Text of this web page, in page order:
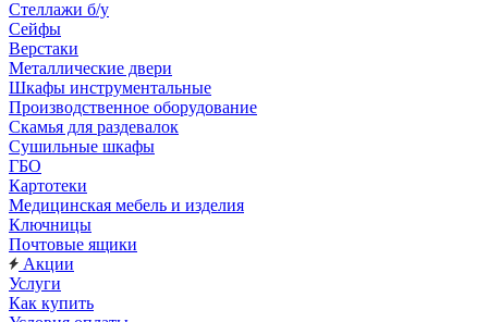
Стеллажи б/у
Сейфы
Верстаки
Металлические двери
Шкафы инструментальные
Производственное оборудование
Скамья для раздевалок
Сушильные шкафы
ГБО
Картотеки
Медицинская мебель и изделия
Ключницы
Почтовые ящики
Акции
Услуги
Как купить